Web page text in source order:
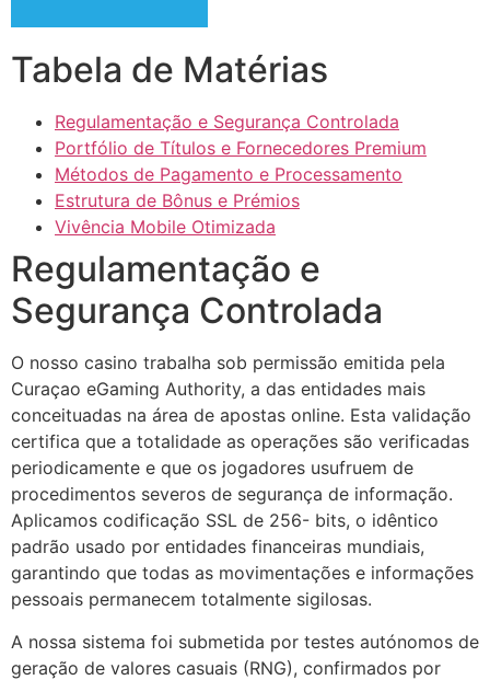
panel
panel
panel
panel
panel
panel
panel
panel
satın al
satın al
panel
panel
panel
panel
panel
panel
Tabela de Matérias
Regulamentação e Segurança Controlada
Portfólio de Títulos e Fornecedores Premium
Métodos de Pagamento e Processamento
Estrutura de Bônus e Prémios
Vivência Mobile Otimizada
Regulamentação e
Segurança Controlada
O nosso casino trabalha sob permissão emitida pela
Curaçao eGaming Authority, a das entidades mais
conceituadas na área de apostas online. Esta validação
certifica que a totalidade as operações são verificadas
periodicamente e que os jogadores usufruem de
procedimentos severos de segurança de informação.
Aplicamos codificação SSL de 256- bits, o idêntico
padrão usado por entidades financeiras mundiais,
garantindo que todas as movimentações e informações
pessoais permanecem totalmente sigilosas.
A nossa sistema foi submetida por testes autónomos de
geração de valores casuais (RNG), confirmados por